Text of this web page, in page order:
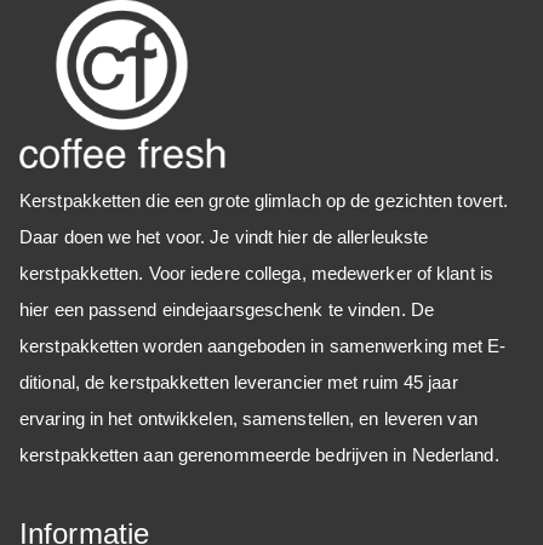
Kerstpakketten die een grote glimlach op de gezichten tovert.
Daar doen we het voor. Je vindt hier de allerleukste
kerstpakketten. Voor iedere collega, medewerker of klant is
hier een passend eindejaarsgeschenk te vinden. De
kerstpakketten worden aangeboden in samenwerking met E-
ditional, de kerstpakketten leverancier met ruim 45 jaar
ervaring in het ontwikkelen, samenstellen, en leveren van
kerstpakketten aan gerenommeerde bedrijven in Nederland.
Informatie